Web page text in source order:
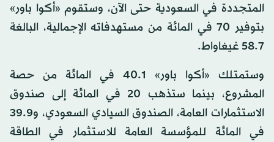
المتجددة في السعودية حتى الآن، وستقوم «أكوا باور»
بتوفير 70 في المائة من مستهدفاته الإجمالية، البالغة
58.7 غيغاواط.
وستمتلك «أكوا باور» 40.1 في المائة من حصة
المشروع، بينما ستذهب 20 في المائة إلى صندوق
الاستثمارات العامة، الصندوق السيادي السعودي، و39.9
في المائة للمؤسسة العامة للاستثمار في الطاقة